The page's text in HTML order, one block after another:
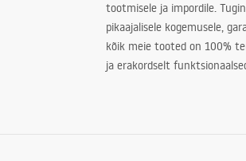
tootmisele ja impordile.
pikaajalisele kogemusele,
kõik meie tooted on 100%
ja erakordselt